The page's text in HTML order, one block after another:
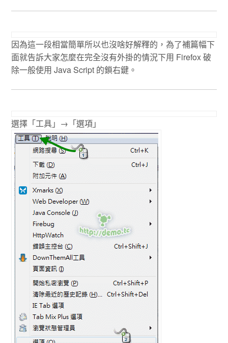
因為這一段相當簡單所以也沒啥好解釋的，為了補篇幅下
面就告訴大家怎麼在完全沒有外掛的情況下用 Firefox 破
除一般使用 Java Script 的鎖右鍵。
選擇「工具」→「選項」